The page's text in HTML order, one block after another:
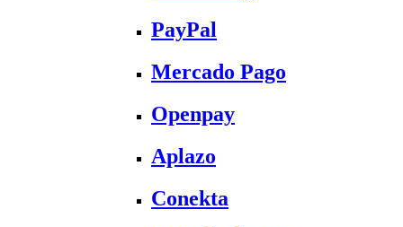
PayPal
Mercado Pago
Openpay
Aplazo
Conekta